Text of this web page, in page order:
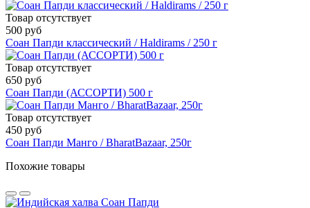
Товар отсутствует
500 руб
Соан Папди классический / Haldirams / 250 г
Товар отсутствует
650 руб
Соан Папди (АССОРТИ) 500 г
Товар отсутствует
450 руб
Соан Папди Манго / BharatBazaar, 250г
Похожие товары